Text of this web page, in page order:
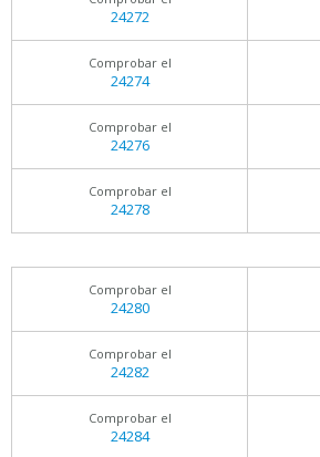
24272
Comprobar el
24274
Comprobar el
24276
Comprobar el
24278
Comprobar el
24280
Comprobar el
24282
Comprobar el
24284